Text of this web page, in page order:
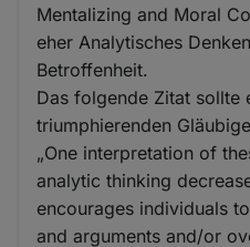
Mentalizing and Moral
eher Analytisches
Betroffenheit.
Das folgende Zitat sollte
triumphierenden
„One interpretation of
analytic thinking
encourages individuals
and arguments and/or